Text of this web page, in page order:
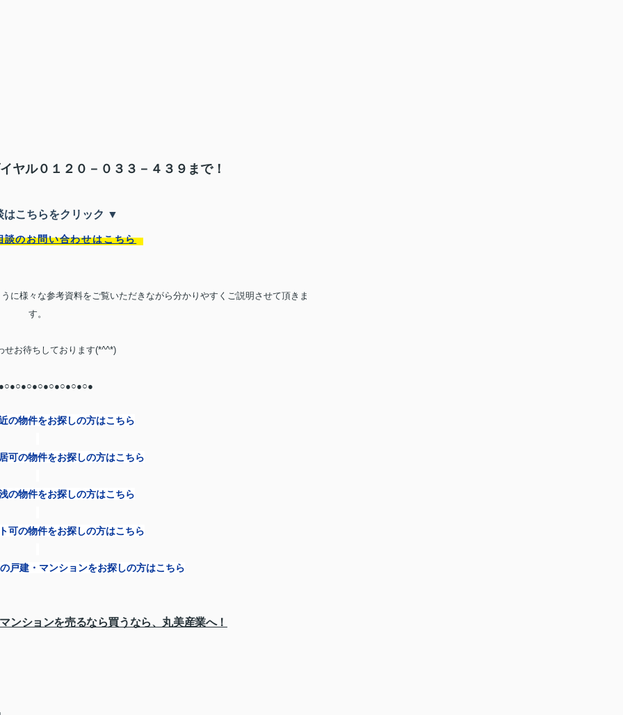
ヤル０１２０－０３３－４３９ まで！
こちらをクリック ▼
談のお問い合わせはこちら
に様々な参考資料をご覧いただきながら分かりやすくご説明させて頂きま
す。
せお待ちしております(*^^*)
の物件をお探しの方はこちら
可の物件をお探しの方はこちら
の物件をお探しの方はこちら
可の物件をお探しの方はこちら
戸建・マンションをお探しの方はこちら
ンションを売るなら買うなら、丸美産業へ！